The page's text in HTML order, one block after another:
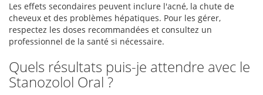
Les effets secondaires peuvent inclure l'acné, la chute de
cheveux et des problèmes hépatiques. Pour les gérer,
respectez les doses recommandées et consultez un
professionnel de la santé si nécessaire.
Quels résultats puis-je attendre avec le
Stanozolol Oral ?